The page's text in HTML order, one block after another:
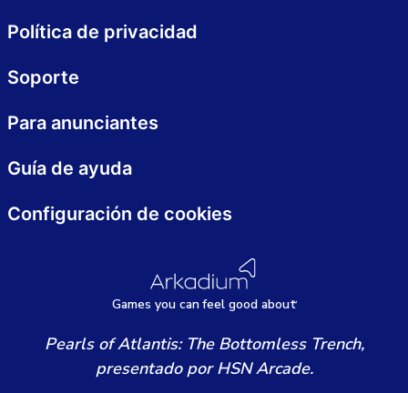
Games you canfeel good about
Política de privacidad
Soporte
Para anunciantes
Guía de ayuda
Configuración de cookies
Pearls of Atlantis: The Bottomless Trench,
presentado por HSN Arcade.